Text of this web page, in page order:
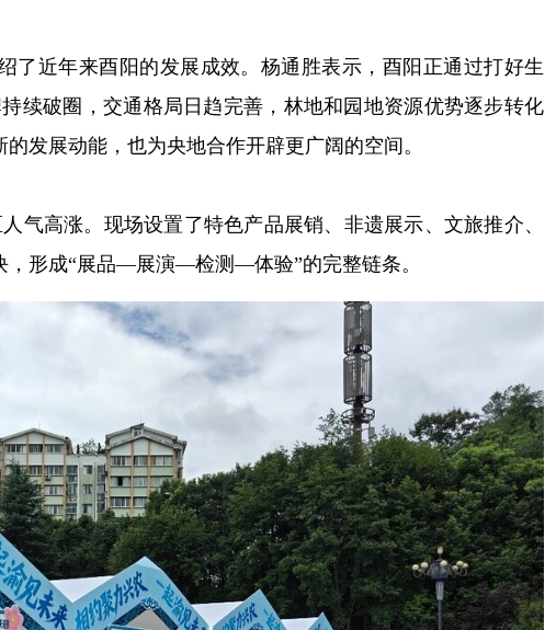
了近年来酉阳的发展成效。杨通胜表示，酉阳正通过打好生
续破圈，交通格局日趋完善，林地和园地资源优势逐步转化
发展动能，也为央地合作开辟更广阔的空间。
气高涨。现场设置了特色产品展销、非遗展示、文旅推介、
，形成“展品—展演—检测—体验”的完整链条。